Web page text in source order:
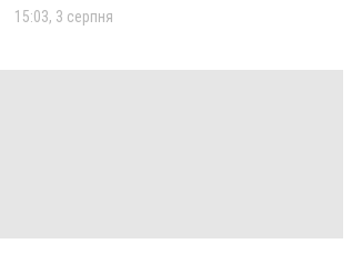
15:03, 3 серпня